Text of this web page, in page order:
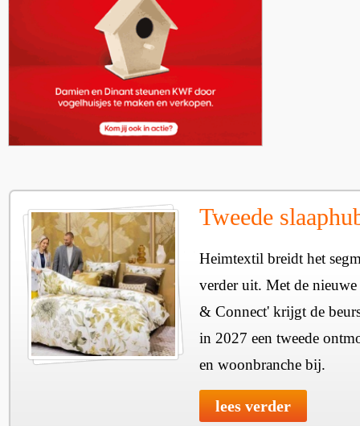
Tweede
Heimtextil breidt het
verder uit. Met de
& Connect' krijgt de
in 2027 een tweede
en woonbranche bij.
lees verder